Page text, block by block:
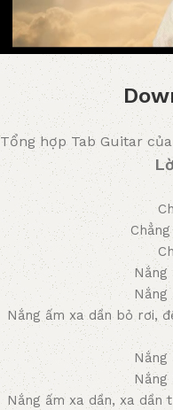
Tổng hợp Tab Guitar
Nắng
Nắng
Nắng ấm xa dần bỏ rơi,
Nắng
Nắng
Nắng ấm xa dần, xa dần